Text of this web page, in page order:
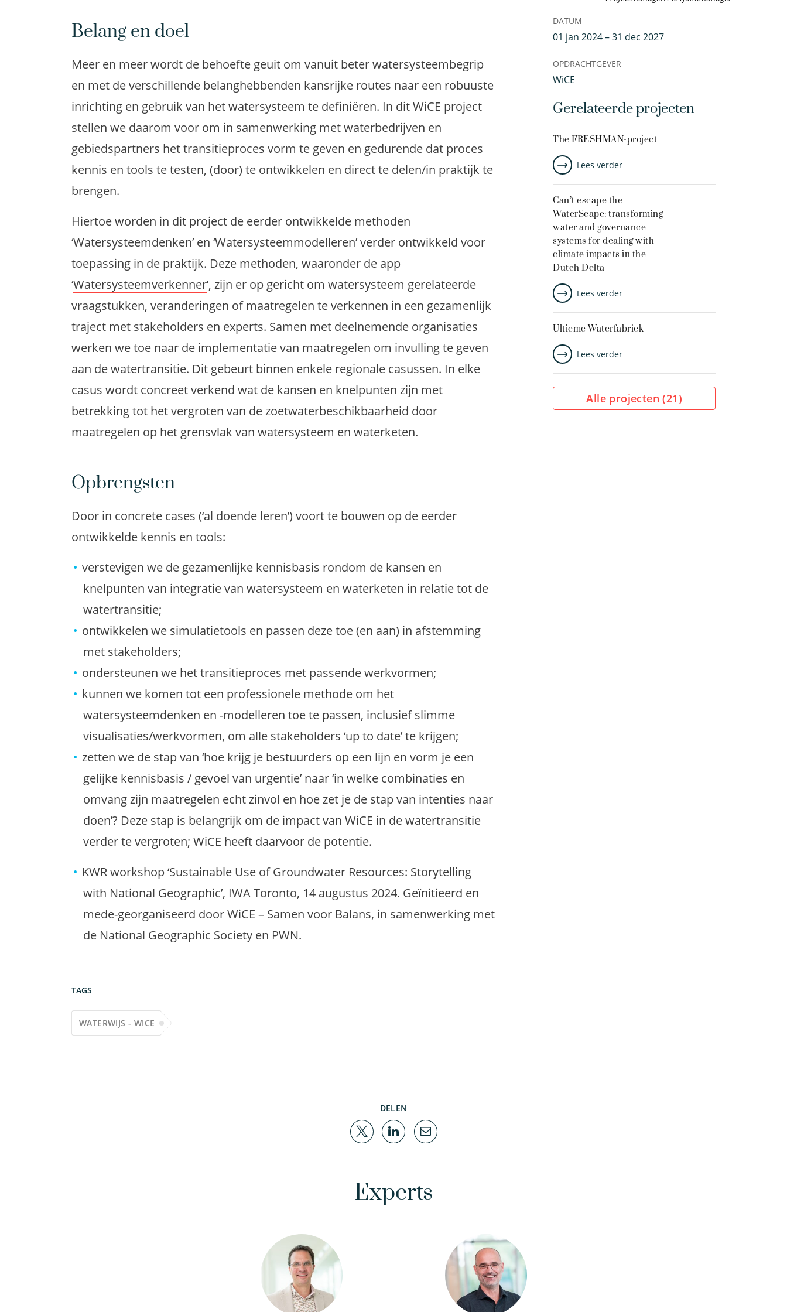
Belang en doel
Meer en meer wordt de behoefte geuit om vanuit beter watersysteembegrip
en met de verschillende belanghebbenden kansrijke routes naar een robuuste
inrichting en gebruik van het watersysteem te definiëren. In dit WiCE project
stellen we daarom voor om in samenwerking met waterbedrijven en
gebiedspartners het transitieproces vorm te geven en gedurende dat proces
kennis en tools te testen, (door) te ontwikkelen en direct te delen/in praktijk te
brengen.
Hiertoe worden in dit project de eerder ontwikkelde methoden
‘Watersysteemdenken’ en ‘Watersysteemmodelleren’ verder ontwikkeld voor
toepassing in de praktijk. Deze methoden, waaronder de app
‘Watersysteemverkenner’, zijn er op gericht om watersysteem gerelateerde
vraagstukken, veranderingen of maatregelen te verkennen in een gezamenlijk
traject met stakeholders en experts. Samen met deelnemende organisaties
werken we toe naar de implementatie van maatregelen om invulling te geven
aan de watertransitie. Dit gebeurt binnen enkele regionale casussen. In elke
casus wordt concreet verkend wat de kansen en knelpunten zijn met
betrekking tot het vergroten van de zoetwaterbeschikbaarheid door
maatregelen op het grensvlak van watersysteem en waterketen.
Opbrengsten
Door in concrete cases (‘al doende leren’) voort te bouwen op de eerder
ontwikkelde kennis en tools:
verstevigen we de gezamenlijke kennisbasis rondom de kansen en
knelpunten van integratie van watersysteem en waterketen in relatie tot de
watertransitie;
ontwikkelen we simulatietools en passen deze toe (en aan) in afstemming
met stakeholders;
ondersteunen we het transitieproces met passende werkvormen;
kunnen we komen tot een professionele methode om het
watersysteemdenken en -modelleren toe te passen, inclusief slimme
visualisaties/werkvormen, om alle stakeholders ‘up to date’ te krijgen;
zetten we de stap van ‘hoe krijg je bestuurders op een lijn en vorm je een
gelijke kennisbasis / gevoel van urgentie’ naar ‘in welke combinaties en
omvang zijn maatregelen echt zinvol en hoe zet je de stap van intenties naar
doen’? Deze stap is belangrijk om de impact van WiCE in de watertransitie
verder te vergroten; WiCE heeft daarvoor de potentie.
KWR workshop‘Sustainable Use of Groundwater Resources: Storytelling
with National Geographic’, IWA Toronto, 14 augustus 2024. Geïnitieerd en
mede-georganiseerd door WiCE – Samen voor Balans, in samenwerking met
de National Geographic Society en PWN.
TAGS
WATERWIJS - WICE
DATUM
01 jan 2024 – 31 dec 2027
OPDRACHTGEVER
WiCE
Gerelateerde projecten
The FRESHMAN-project
Lees verder
Can’t escape the
WaterScape: transforming
water and governance
systems for dealing with
climate impacts in the
Dutch Delta
Lees verder
Ultieme Waterfabriek
Lees verder
Alle projecten (21)
DELEN
Experts